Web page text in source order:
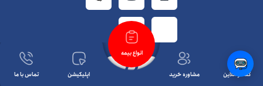
گفتگو آنلاین مشاوره خرید
انواع بیمه
اپلیکیشن تماس با ما